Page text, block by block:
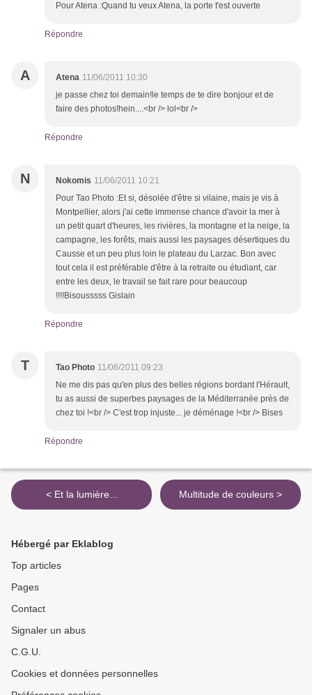
Pour Atena :Quand tu veux Atena, la porte t'est ouverte
Répondre
A Atena 11/06/2011 10:30
je passe chez toi demain!le temps de te dire bonjour et de
faire des photos!hein....<br /> lol<br />
Répondre
N Nokomis 11/06/2011 10:21
Pour Tao Photo :Et si, désolée d'être si vilaine, mais je vis à
Montpellier, alors j'ai cette immense chance d'avoir la mer à
un petit quart d'heures, les rivières, la montagne et la neige, la
campagne, les forêts, mais aussi les paysages désertiques du
Causse et un peu plus loin le plateau du Larzac. Bon avec
tout cela il est préférable d'être à la retraite ou étudiant, car
entre les deux, le travail se fait rare pour beaucoup
!!!!Bisousssss Gislain
Répondre
T Tao Photo 11/06/2011 09:23
Ne me dis pas qu'en plus des belles régions bordant l'Hérault,
tu as aussi de superbes paysages de la Méditerranée près de
chez toi !<br /> C'est trop injuste... je déménage !<br /> Bises
Répondre
< Et la lumière... Multitude de couleurs >
Hébergé par Eklablog
Top articles
Pages
Contact
Signaler un abus
C.G.U.
Cookies et données personnelles